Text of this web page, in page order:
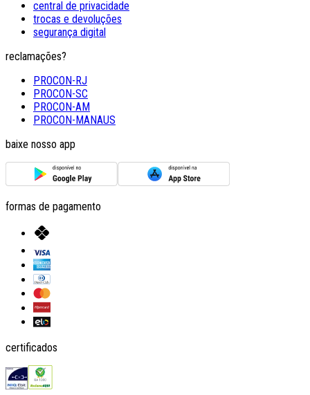
central de privacidade
trocas e devoluções
segurança digital
reclamações?
PROCON-RJ
PROCON-SC
PROCON-AM
PROCON-MANAUS
baixe nosso app
formas de pagamento
certificados